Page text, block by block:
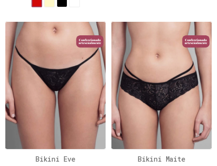
Bikini Eve Bikini Maite